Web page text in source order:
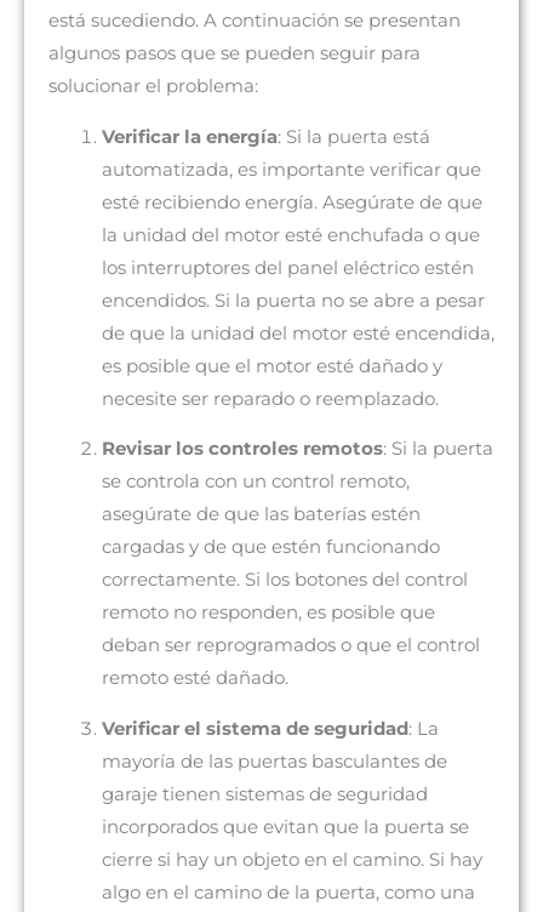
está sucediendo. A continuación se presentan
algunos pasos que se pueden seguir para
solucionar el problema:
Verificar la energía: Si la puerta está
automatizada, es importante verificar que
esté recibiendo energía. Asegúrate de que
la unidad del motor esté enchufada o que
los interruptores del panel eléctrico estén
encendidos. Si la puerta no se abre a pesar
de que la unidad del motor esté encendida,
es posible que el motor esté dañado y
necesite ser reparado o reemplazado.
Revisar los controles remotos: Si la puerta
se controla con un control remoto,
asegúrate de que las baterías estén
cargadas y de que estén funcionando
correctamente. Si los botones del control
remoto no responden, es posible que
deban ser reprogramados o que el control
remoto esté dañado.
Verificar el sistema de seguridad: La
mayoría de las puertas basculantes de
garaje tienen sistemas de seguridad
incorporados que evitan que la puerta se
cierre si hay un objeto en el camino. Si hay
algo en el camino de la puerta, como una